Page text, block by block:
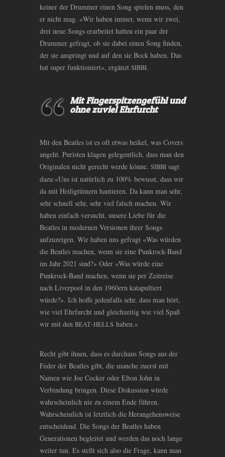
keiner der Drummer einen Song spielen muss, den
er nicht mag. «Wir haben immer, wenn wir zwei,
drei neue Songs erarbeitet hatten ein paar der
Drummer gefragt, ob sie dabei einen Song finden,
der sie anspringt und auf den sie Bock haben. Das
hat super funktioniert», ergänzt SIBBI.
Mit Fingerspitzengefühl und
ohne zuviel Ehrfurcht
Mit den Beatles ist es oft etwas heikel, was Covers
angeht. Puristen klagen gelegentlich, dass man den
Originalen nicht gerecht werde könne. SIBBI sagt
dazu:«Uns ist natürlich zu 100% bewusst, dass wir
da mit Heiligtümern hantieren. Da kann man sehr,
sehr schnell sehr, sehr viel falsch machen. Wir
haben einfach versucht, unsere Liebe für die
Beatles in modernen Versionen ihrer Songs
aufzuzeigen. Wir haben uns gefragt «Was würden
die Beatles machen, wenn sie eine Punkrock-Band
im Jahr 2021 sind?» Oder «Was würde eine
Punkrock-Band machen, wenn sie per Zeitreise
nach Liverpool in den 1960ern katapultiert
würde?». Ich hoffe jedenfalls sehr, dass man hört,
wie viel Ehrfurcht und gleichzeitig wie viel Spaß
wir mit den BEAT-HELLS haben.»
Recht gibt ihnen, dass es durchaus Songs aus der
Feder der Beatles gibt, die manche zuerst mit
Namen wie Joe Cocker oder Elton John in
Verbindung bringen. Diese Diskussion würde
wahrscheinlich nie zu einem Ende führen.
Wahrscheinlich ist letztlich die Herangehensweise
entscheidend. Die Songs der Beatles haben
Generationen begleitet und werden das noch lange
weiter tun. Es stellt sich also die Frage, kann man